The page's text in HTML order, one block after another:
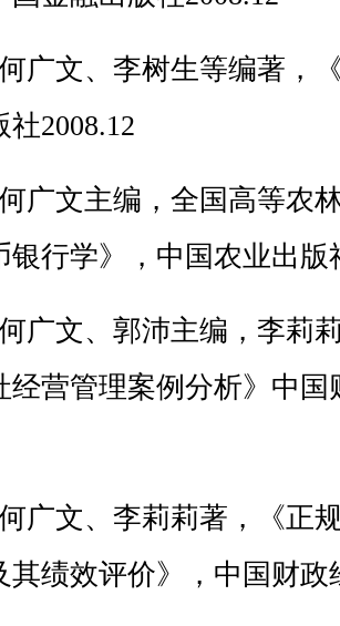
广文、李树生等编著，
2008.12
广文主编，全国高等农
银行学》，中国农业出版
广文、郭沛主编，李莉
经营管理案例分析》中国
广文、李莉莉著，《正
其绩效评价》，中国财政